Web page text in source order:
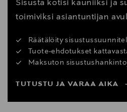
Sisusta kotisi kauniiksi ja
toimiviksi asiantuntijan
Räätälöity
Tuote-ehdotukset
Maksuton
TUTUSTU JA VARAA AIKA